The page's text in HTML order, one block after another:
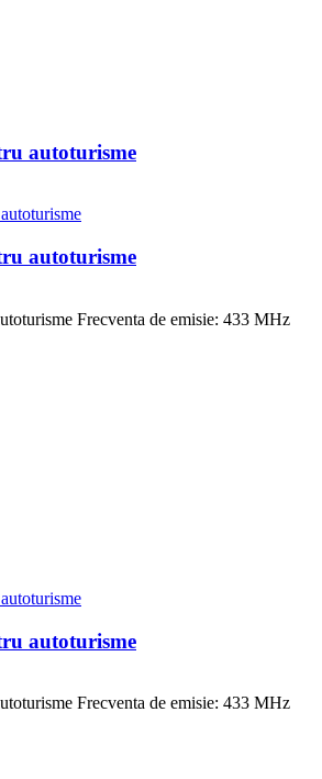
autoturisme
autoturisme
Frecventa de emisie: 433 MHz
autoturisme
Frecventa de emisie: 433 MHz